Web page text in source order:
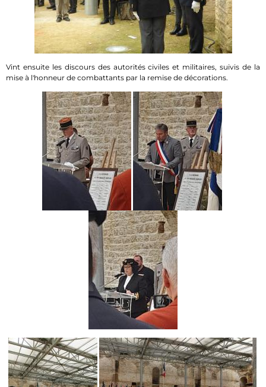
Vint ensuite les discours des autorités civiles et militaires, suivis de la
mise à l'honneur de combattants par la remise de décorations.